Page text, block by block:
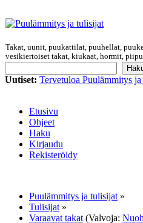
Takat, uunit, puukattilat, puuhellat,
vesikiertoiset takat, kiukaat, hormit,
Uutiset: Tervetuloa Puulämmitys
Etusivu
Ohjeet
Haku
Kirjaudu
Rekisteröidy
Puulämmitys ja tulisijat »
Tulisijat »
Varaavat takat (Valvoja: